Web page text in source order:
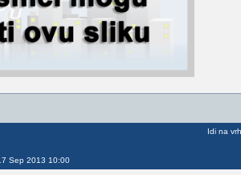
Sep 2013 10:00
Idi na vrh